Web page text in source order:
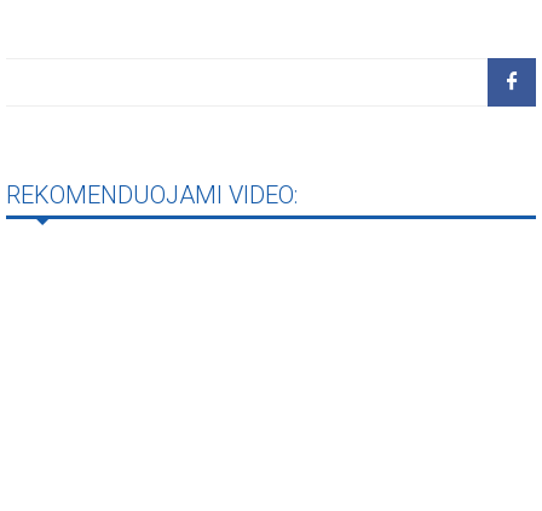
REKOMENDUOJAMI VIDEO: